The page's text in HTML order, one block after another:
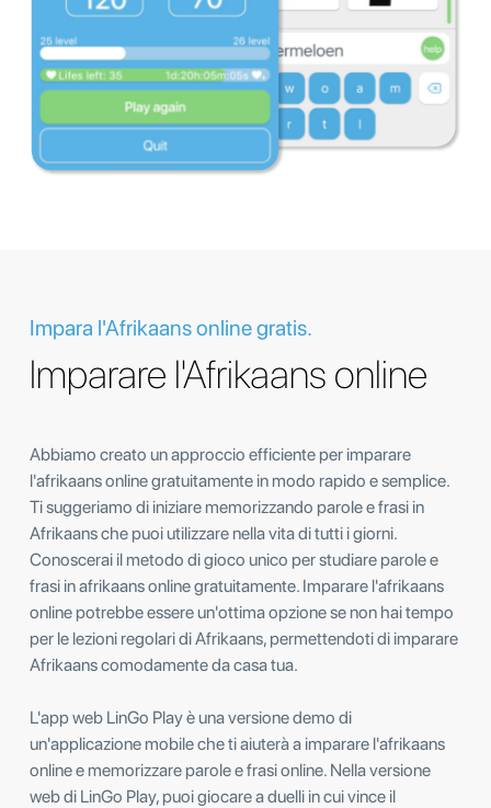
Impara l'Afrikaans online gratis.
Imparare l'Afrikaans online
Abbiamo creato un approccio efficiente per imparare
l'afrikaans online gratuitamente in modo rapido e semplice.
Ti suggeriamo di iniziare memorizzando parole e frasi in
Afrikaans che puoi utilizzare nella vita di tutti i giorni.
Conoscerai il metodo di gioco unico per studiare parole e
frasi in afrikaans online gratuitamente. Imparare l'afrikaans
online potrebbe essere un'ottima opzione se non hai tempo
per le lezioni regolari di Afrikaans, permettendoti di imparare
Afrikaans comodamente da casa tua.
L'app web LinGo Play è una versione demo di
un'applicazione mobile che ti aiuterà a imparare l'afrikaans
online e memorizzare parole e frasi online. Nella versione
web di LinGo Play, puoi giocare a duelli in cui vince il